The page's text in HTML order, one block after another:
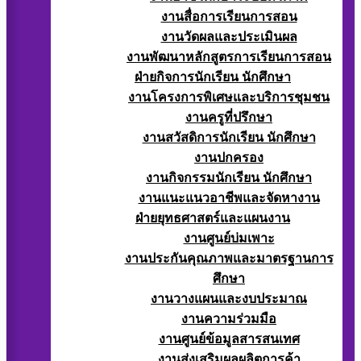
งานสื่อการเรียนการสอน
งานวัดผลและประเมินผล
งานพัฒนาหลักสูตรการเรียนการสอน
ฝ่ายกิจการนักเรียน นักศึกษา
งานโครงการพิเศษและบริการชุมชน
งานครูที่ปรึกษา
งานสวัสดิการนักเรียน นักศึกษา
งานปกครอง
งานกิจกรรมนักเรียน นักศึกษา
งานแนะแนวอาชีพและจัดหางาน
ฝ่ายยุทธศาสตร์และแผนงาน
งานศูนย์บ่มเพาะ
งานประกันคุณภาพและมาตรฐานการ
ศึกษา
งานวางแผนและงบประมาณ
งานความร่วมมือ
งานศูนย์ข้อมูลสารสนเทศ